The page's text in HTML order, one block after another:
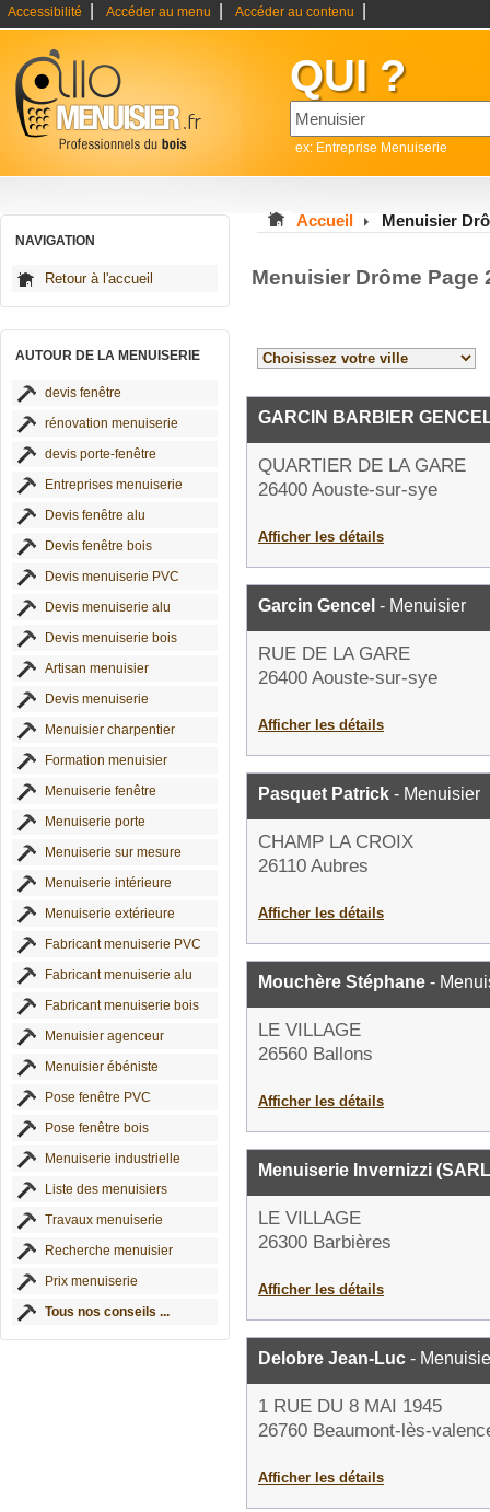
Accessibilité Accéder au menu Accéder au contenu
QUI ?
ex: Entreprise Menuiserie
NAVIGATION
Retour à l'accueil
AUTOUR DE LA MENUISERIE
devis fenêtre
rénovation menuiserie
devis porte-fenêtre
Entreprises menuiserie
Devis fenêtre alu
Devis fenêtre bois
Devis menuiserie PVC
Devis menuiserie alu
Devis menuiserie bois
Artisan menuisier
Devis menuiserie
Menuisier charpentier
Formation menuisier
Menuiserie fenêtre
Menuiserie porte
Menuiserie sur mesure
Menuiserie intérieure
Menuiserie extérieure
Fabricant menuiserie PVC
Fabricant menuiserie alu
Fabricant menuiserie bois
Menuisier agenceur
Menuisier ébéniste
Pose fenêtre PVC
Pose fenêtre bois
Menuiserie industrielle
Liste des menuisiers
Travaux menuiserie
Recherche menuisier
Prix menuiserie
Tous nos conseils ...
Accueil Menuisier
Menuisier Drôme Page
GARCIN BARBIER
QUARTIER DE LA GARE
26400 Aouste-sur-sye
Afficher les détails
Garcin Gencel - Menuisier
RUE DE LA GARE
26400 Aouste-sur-sye
Afficher les détails
Pasquet Patrick - Menuisier
CHAMP LA CROIX
26110 Aubres
Afficher les détails
Mouchère Stéphane -
LE VILLAGE
26560 Ballons
Afficher les détails
Menuiserie Invernizzi
LE VILLAGE
26300 Barbières
Afficher les détails
Delobre Jean-Luc -
1 RUE DU 8 MAI 1945
26760 Beaumont-lès-
Afficher les détails